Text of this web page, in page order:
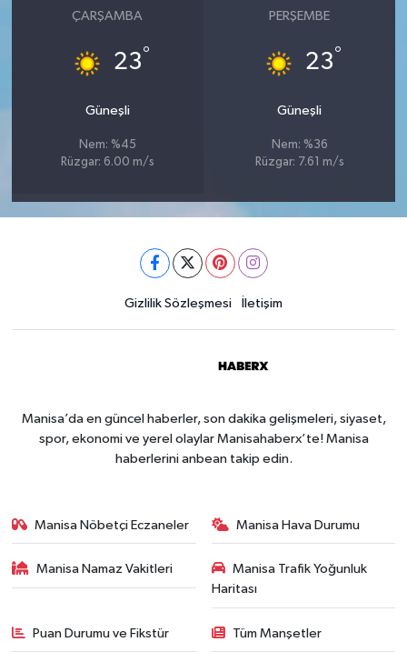
ÇARŞAMBA
23°
Güneşli
Nem: %45
Rüzgar: 6.00 m/s
PERŞEMBE
23°
Güneşli
Nem: %36
Rüzgar: 7.61 m/s
Gizlilik Sözleşmesi İletişim
Manisa’da en güncel haberler, son dakika gelişmeleri, siyaset,
spor, ekonomi ve yerel olaylar Manisahaberx’te! Manisa
haberlerini anbean takip edin.
Manisa Nöbetçi Eczaneler Manisa Hava Durumu
Manisa Namaz Vakitleri
Manisa Trafik Yoğunluk
Haritası
Puan Durumu ve Fikstür Tüm Manşetler